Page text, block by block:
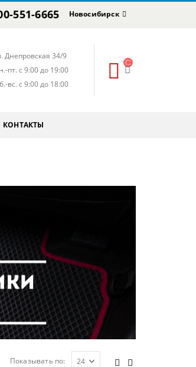
551-6665 Новосибирск
Днепровская 34/9
пт. с 9:00 до 19:00
вс. с 9:00 до 18:00
КОНТАКТЫ
Показывать по: